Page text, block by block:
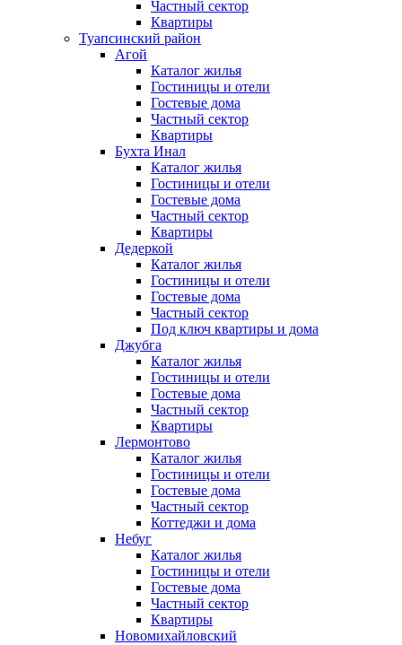
Частный сектор
Квартиры
Туапсинский район
Агой
Каталог жилья
Гостиницы и отели
Гостевые дома
Частный сектор
Квартиры
Бухта Инал
Каталог жилья
Гостиницы и отели
Гостевые дома
Частный сектор
Квартиры
Дедеркой
Каталог жилья
Гостиницы и отели
Гостевые дома
Частный сектор
Под ключ квартиры и дома
Джубга
Каталог жилья
Гостиницы и отели
Гостевые дома
Частный сектор
Квартиры
Лермонтово
Каталог жилья
Гостиницы и отели
Гостевые дома
Частный сектор
Коттеджи и дома
Небуг
Каталог жилья
Гостиницы и отели
Гостевые дома
Частный сектор
Квартиры
Новомихайловский